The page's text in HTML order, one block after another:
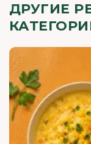
ДРУГИЕ